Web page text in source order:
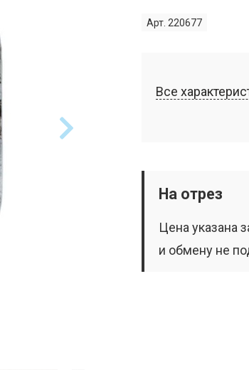
Арт. 220677
Все
На отрез
Цена указана
и обмену не